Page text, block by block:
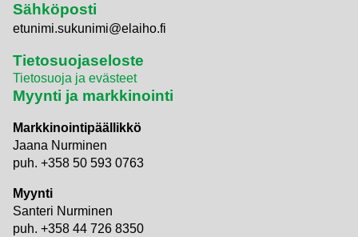
Sähköposti
etunimi.sukunimi@elaiho.fi
Tietosuojaseloste
Tietosuoja ja evästeet
Myynti ja markkinointi
Markkinointipäällikkö
Jaana Nurminen
puh. +358 50 593 0763
Myynti
Santeri Nurminen
puh. +358 44 726 8350